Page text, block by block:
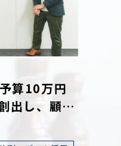
算10万円
出し、顧客
まで